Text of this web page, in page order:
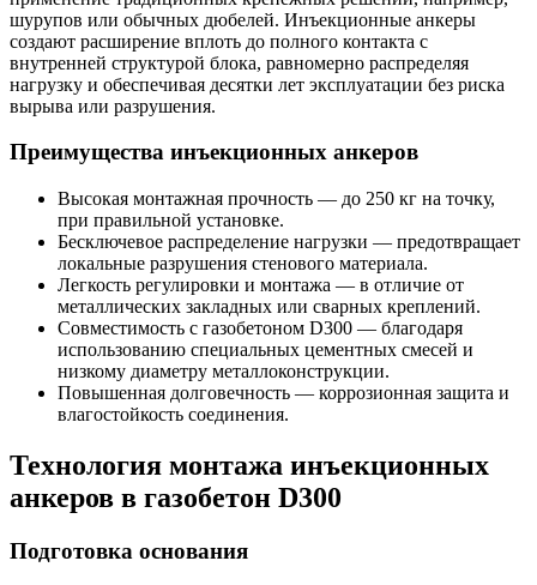
шурупов или обычных дюбелей. Инъекционные анкеры
создают расширение вплоть до полного контакта с
внутренней структурой блока, равномерно распределяя
нагрузку и обеспечивая десятки лет эксплуатации без риска
вырыва или разрушения.
Преимущества инъекционных анкеров
Высокая монтажная прочность — до 250 кг на точку,
при правильной установке.
Бесключевое распределение нагрузки — предотвращает
локальные разрушения стенового материала.
Легкость регулировки и монтажа — в отличие от
металлических закладных или сварных креплений.
Совместимость с газобетоном D300 — благодаря
использованию специальных цементных смесей и
низкому диаметру металлоконструкции.
Повышенная долговечность — коррозионная защита и
влагостойкость соединения.
Технология монтажа инъекционных
анкеров в газобетон D300
Подготовка основания